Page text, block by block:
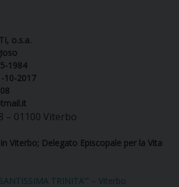
o.s.a.
1984
10-2017
– 01100 Viterbo
Viterbo; Delegato Episcopale per la Vita
TRINITA'” – Viterbo